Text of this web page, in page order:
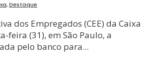
,Destaque
dos Empregados (CEE) da Caixa
feira (31), em São Paulo, a
pelo banco para...